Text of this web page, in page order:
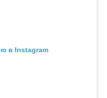
в Instagram